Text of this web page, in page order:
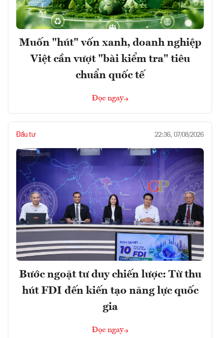
Muốn "hút" vốn xanh, doanh nghiệp
Việt cần vượt "bài kiểm tra" tiêu
chuẩn quốc tế
Đọc ngay
Đầu tư 22:36, 07/08/2026
Bước ngoặt tư duy chiến lược: Từ thu
hút FDI đến kiến tạo năng lực quốc
gia
Đọc ngay